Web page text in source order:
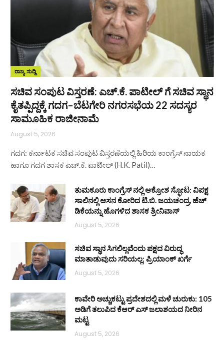
ರಾಜ್ಯ ಸುದ್ದಿ
ಸಚಿವ ಸಂಪುಟ ವಿಸ್ತರಣೆ: ಎಚ್.ಕೆ. ಪಾಟೀಲ್ ಗೆ ಸಚಿವ ಸ್ಥಾನ
ಕೈತಪ್ಪಿದ್ದಕ್ಕೆ ಗದಗ–ಬೆಟಗೇರಿ ನಗರಸಭೆಯ 22 ಸದಸ್ಯರ
ಸಾಮೂಹಿಕ ರಾಜೀನಾಮೆ
August 5, 2026
ಗದಗ: ಕರ್ನಾಟಕ ಸಚಿವ ಸಂಪುಟ ವಿಸ್ತರಣೆಯಲ್ಲಿ ಹಿರಿಯ ಕಾಂಗ್ರೆಸ್ ನಾಯಕ
ಹಾಗೂ ಗದಗ ಶಾಸಕ ಎಚ್.ಕೆ. ಪಾಟೀಲ್ (H.K. Patil)…
ತುಮಕೂರು ಕಾಂಗ್ರೆಸ್ ನಲ್ಲಿ ಆಕ್ರೋಶ ಸ್ಫೋಟ: ವಿಪಕ್ಷ
ಸಾಲಿನಲ್ಲಿ ಆಸನ ಕೋರಿದ ಟಿ.ಬಿ. ಜಯಚಂದ್ರ, ಹೆಚ್
ಡಿಕೆಯನ್ನು ಹೊಗಳಿದ ಶಾಸಕ ಶ್ರೀನಿವಾಸ್
August 5, 2026
ಸಚಿವ ಸ್ಥಾನ ಸಿಗಲಿಲ್ಲವೆಂದು ಪಕ್ಷದ ವಿರುದ್ಧ
ಮಾತಾಡುವುದು ಸರಿಯಲ್ಲ: ಪ್ರಿಯಾಂಕ್ ಖರ್ಗೆ
August 5, 2026
ಕಾವೇರಿ ಅಚ್ಚುಕಟ್ಟು ಪ್ರದೇಶದಲ್ಲಿ ಮಳೆ ಚುರುಕು: 105
ಅಡಿಗೆ ತಲುಪಿದ ಕೆಆರ್ ಎಸ್ ಜಲಾಶಯದ ನೀರಿನ
ಮಟ್ಟ
August 5, 2026